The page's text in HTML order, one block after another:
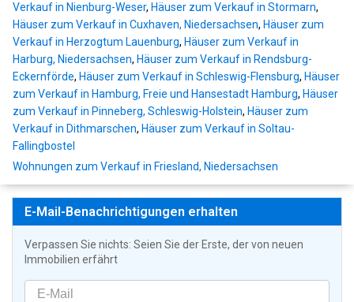
Verkauf in Nienburg-Weser, Häuser zum Verkauf in Stormarn,
Häuser zum Verkauf in Cuxhaven, Niedersachsen, Häuser zum
Verkauf in Herzogtum Lauenburg, Häuser zum Verkauf in
Harburg, Niedersachsen, Häuser zum Verkauf in Rendsburg-
Eckernförde, Häuser zum Verkauf in Schleswig-Flensburg, Häuser
zum Verkauf in Hamburg, Freie und Hansestadt Hamburg, Häuser
zum Verkauf in Pinneberg, Schleswig-Holstein, Häuser zum
Verkauf in Dithmarschen, Häuser zum Verkauf in Soltau-
Fallingbostel
Wohnungen zum Verkauf in Friesland, Niedersachsen
E-Mail-Benachrichtigungen erhalten
Verpassen Sie nichts: Seien Sie der Erste, der von neuen
Immobilien erfährt